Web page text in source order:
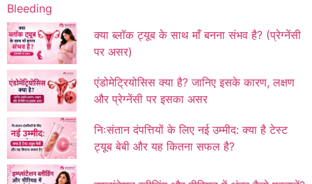
क्या ब्लॉक ट्यूब के साथ माँ बनना संभव है? (प्रेग्नेंसी
पर असर)
एंडोमेट्रियोसिस क्या है? जानिए इसके कारण, लक्षण
और प्रेग्नेंसी पर इसका असर
निःसंतान दंपत्तियों के लिए नई उम्मीद: क्या है टेस्ट
ट्यूब बेबी और यह कितना सफल है?